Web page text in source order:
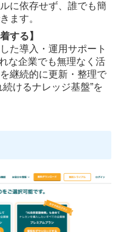
に依存せず、誰でも簡
ます。
する】
た導入・運用サポート
な企業でも無理なく活
継続的に更新・整理で
けるナレッジ基盤”を